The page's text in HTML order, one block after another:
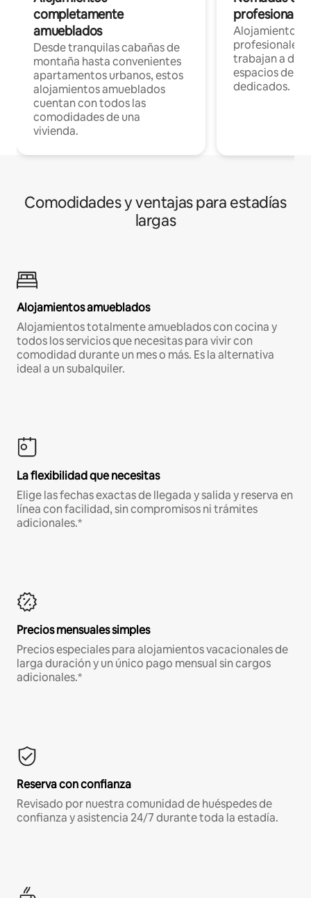
completamente
amueblados
Desde tranquilas cabañas de
montaña hasta convenientes
apartamentos urbanos, estos
alojamientos amueblados
cuentan con todos las
comodidades de una
vivienda.
Alojamientos
profesionales
trabajan a
espacios de
dedicados.
Comodidades y ventajas para estadías
largas
Alojamientos amueblados
Alojamientos totalmente amueblados con cocina y
todos los servicios que necesitas para vivir con
comodidad durante un mes o más. Es la alternativa
ideal a un subalquiler.
La flexibilidad que necesitas
Elige las fechas exactas de llegada y salida y reserva en
línea con facilidad, sin compromisos ni trámites
adicionales.*
Precios mensuales simples
Precios especiales para alojamientos vacacionales de
larga duración y un único pago mensual sin cargos
adicionales.*
Reserva con confianza
Revisado por nuestra comunidad de huéspedes de
confianza y asistencia 24/7 durante toda la estadía.